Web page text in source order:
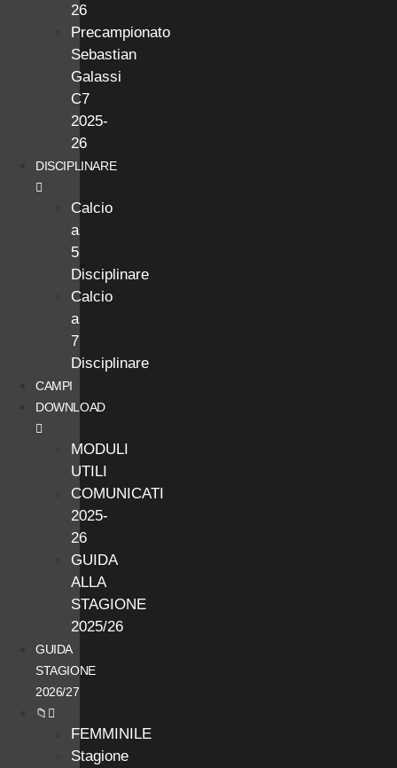
26
Precampionato
Sebastian
Galassi
C7
2025-
26
DISCIPLINARE
Calcio
a
5
Disciplinare
Calcio
a
7
Disciplinare
CAMPI
DOWNLOAD
MODULI
UTILI
COMUNICATI
2025-
26
GUIDA
ALLA
STAGIONE
2025/26
GUIDA
STAGIONE
2026/27
📁
FEMMINILE
Stagione